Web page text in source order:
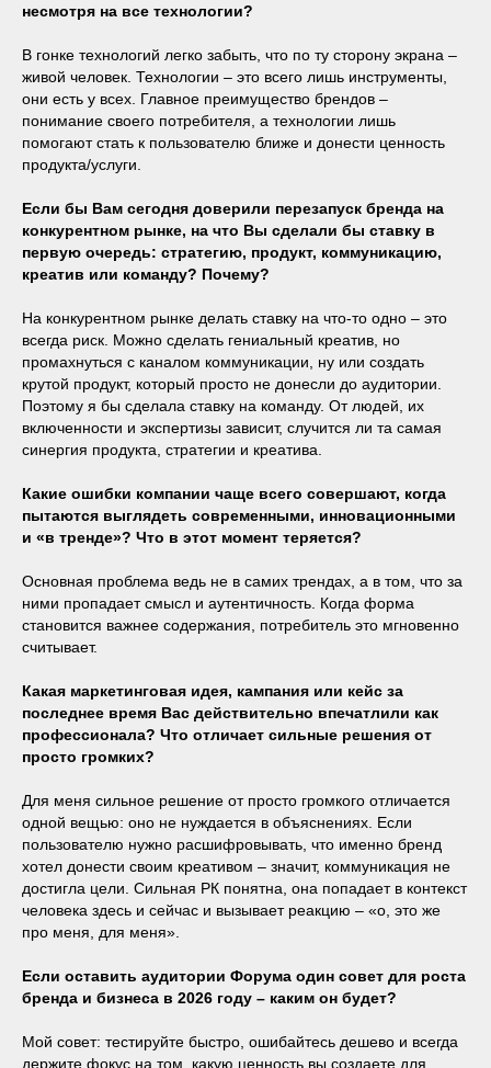
несмотря на все технологии?
В гонке технологий легко забыть, что по ту сторону экрана –
живой человек. Технологии – это всего лишь инструменты,
они есть у всех. Главное преимущество брендов –
понимание своего потребителя, а технологии лишь
помогают стать к пользователю ближе и донести ценность
продукта/услуги.
Если бы Вам сегодня доверили перезапуск бренда на
конкурентном рынке, на что Вы сделали бы ставку в
первую очередь: стратегию, продукт, коммуникацию,
креатив или команду? Почему?
На конкурентном рынке делать ставку на что-то одно – это
всегда риск. Можно сделать гениальный креатив, но
промахнуться с каналом коммуникации, ну или создать
крутой продукт, который просто не донесли до аудитории.
Поэтому я бы сделала ставку на команду. От людей, их
включенности и экспертизы зависит, случится ли та самая
синергия продукта, стратегии и креатива.
Какие ошибки компании чаще всего совершают, когда
пытаются выглядеть современными, инновационными
и «в тренде»? Что в этот момент теряется?
Основная проблема ведь не в самих трендах, а в том, что за
ними пропадает смысл и аутентичность. Когда форма
становится важнее содержания, потребитель это мгновенно
считывает.
Какая маркетинговая идея, кампания или кейс за
последнее время Вас действительно впечатлили как
профессионала? Что отличает сильные решения от
просто громких?
Для меня сильное решение от просто громкого отличается
одной вещью: оно не нуждается в объяснениях. Если
пользователю нужно расшифровывать, что именно бренд
хотел донести своим креативом – значит, коммуникация не
достигла цели. Сильная РК понятна, она попадает в контекст
человека здесь и сейчас и вызывает реакцию – «о, это же
про меня, для меня».
Если оставить аудитории Форума один совет для роста
бренда и бизнеса в 2026 году – каким он будет?
Мой совет: тестируйте быстро, ошибайтесь дешево и всегда
держите фокус на том, какую ценность вы создаете для